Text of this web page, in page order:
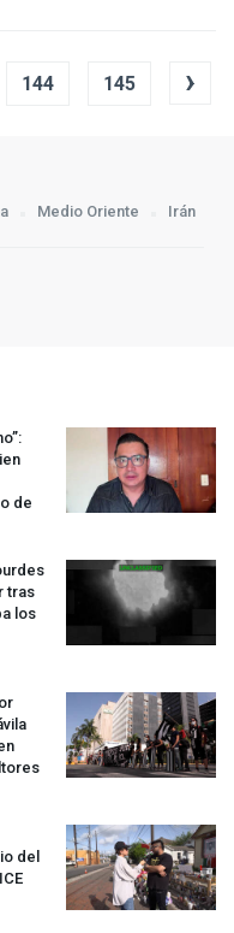
144 145 ›
Medio Oriente Irán
de
tras
los
del
ICE